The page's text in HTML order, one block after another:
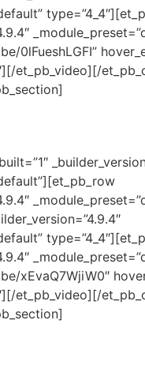
0lFueshLGFI”
et_pb_video][/
xEvaQ7WjiW0″
et_pb_video][/